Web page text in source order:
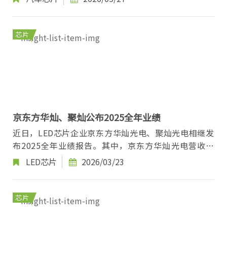
芯片
京东方华灿、聚灿公布2025全年业绩
近日，LED芯片企业京东方华灿光电、聚灿光电相继发
布2025全年业绩报告。其中，京东方华灿光电营收同
比增长31.07%；聚灿光电营收与净利润双增长。...
LED芯片 2026/03/23
芯片